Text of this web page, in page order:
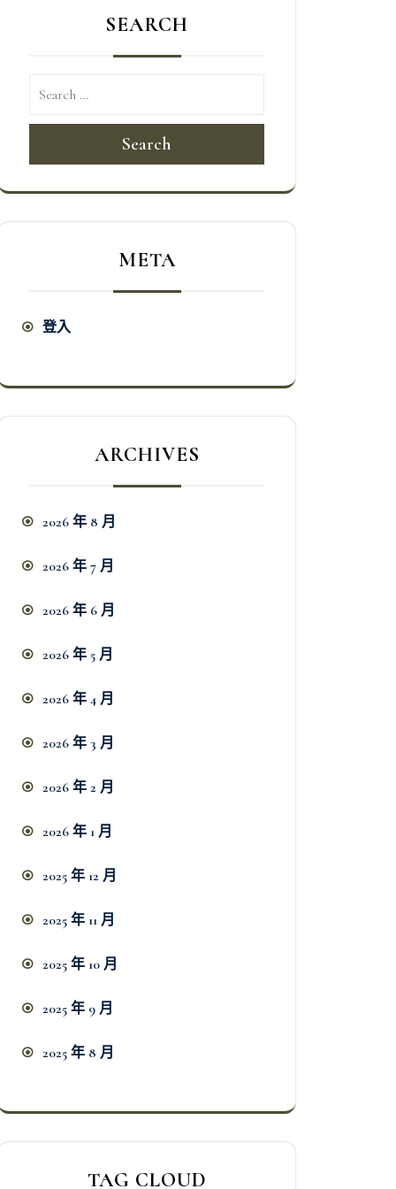
SEARCH
Search
META
登入
ARCHIVES
2026 年 8 月
2026 年 7 月
2026 年 6 月
2026 年 5 月
2026 年 4 月
2026 年 3 月
2026 年 2 月
2026 年 1 月
2025 年 12 月
2025 年 11 月
2025 年 10 月
2025 年 9 月
2025 年 8 月
TAG CLOUD